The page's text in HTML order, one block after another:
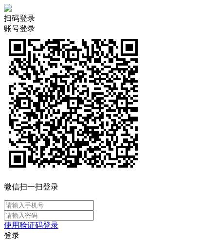
扫码登录
账号登录
微信扫一扫登录
使用验证码登录
登录